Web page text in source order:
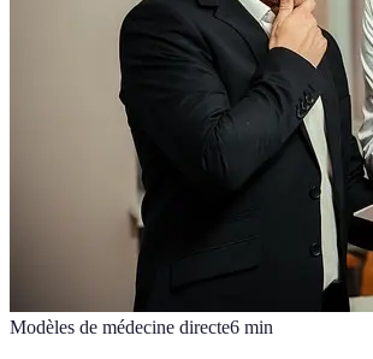
Modèles de médecine directe6 min